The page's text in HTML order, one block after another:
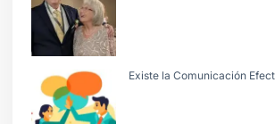
Existe la Comunicación